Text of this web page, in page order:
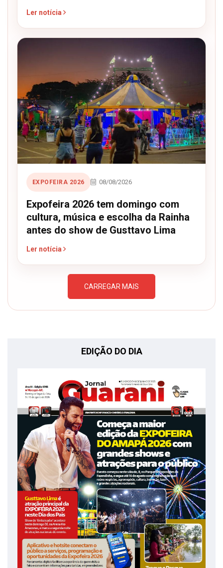
Ler notícia
EXPOFEIRA 2026 08/08/2026
Expofeira 2026 tem domingo com
cultura, música e escolha da Rainha
antes do show de Gusttavo Lima
Ler notícia
CARREGAR MAIS
EDIÇÃO DO DIA